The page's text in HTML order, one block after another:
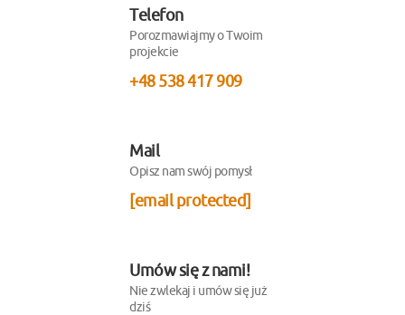
Telefon
Porozmawiajmy o Twoim
projekcie
+48 538 417 909
Mail
Opisz nam swój pomysł
[email protected]
Umów się z nami!
Nie zwlekaj i umów się już
dziś